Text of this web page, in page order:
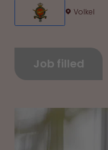
Volkel
Job filled